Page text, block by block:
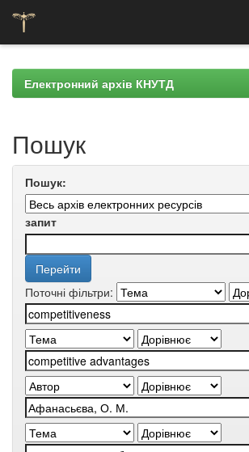
navigationЕлектронний архів КНУТД
Пошук
Пошук:
запит
Поточні фільтри: